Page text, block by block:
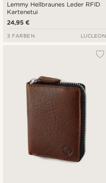
Lemmy Hellbraunes Leder RFID
Kartenetui
24,95 €
3 FARBEN LUCLEON